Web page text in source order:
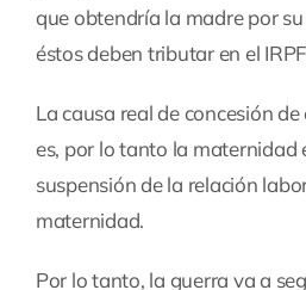
que obtendría la madre por
éstos deben tributar en el
La causa real de concesión
es, por lo tanto la maternidad
suspensión de la relación
maternidad.
Por lo tanto, la guerra va a